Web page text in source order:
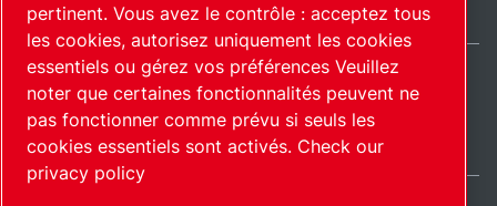
Plan du siteGérer les cookies© 2026 Copyright.
France / FR
pertinent. Vous avez le contrôle : acceptez tous
les cookies, autorisez uniquement les cookies
essentiels ou gérez vos préférences Veuillez
noter que certaines fonctionnalités peuvent ne
pas fonctionner comme prévu si seuls les
cookies essentiels sont activés. Check our
privacy policy